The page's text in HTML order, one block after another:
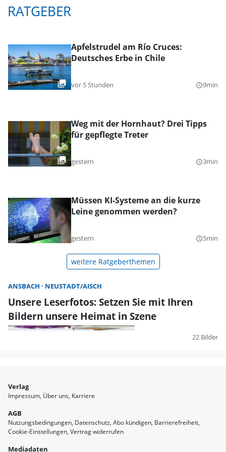
RATGEBER
Apfelstrudel am Río Cruces:
Deutsches Erbe in Chile
vor 5 Stunden query_builder9min
Weg mit der Hornhaut? Drei Tipps
für gepflegte Treter
gestern query_builder3min
Müssen KI-Systeme an die kurze
Leine genommen werden?
gestern query_builder5min
weitere Ratgeberthemen
ANSBACH NEUSTADT/AISCH
Unsere Leserfotos: Setzen Sie mit Ihren
Bildern unsere Heimat in Szene
22 Bilder
Verlag
Impressum Über uns Karriere
AGB
Nutzungsbedingungen Datenschutz Abo kündigen Barrierefreiheit
Cookie-Einstellungen Vertrag widerrufen
Mediadaten